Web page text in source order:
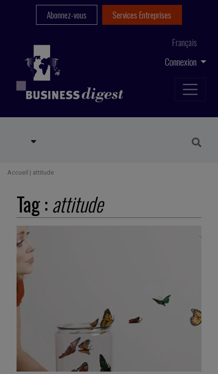
Connexion
Français
Abonnez-vous Services Entreprises
Accueil | attitude
Tag :attitude